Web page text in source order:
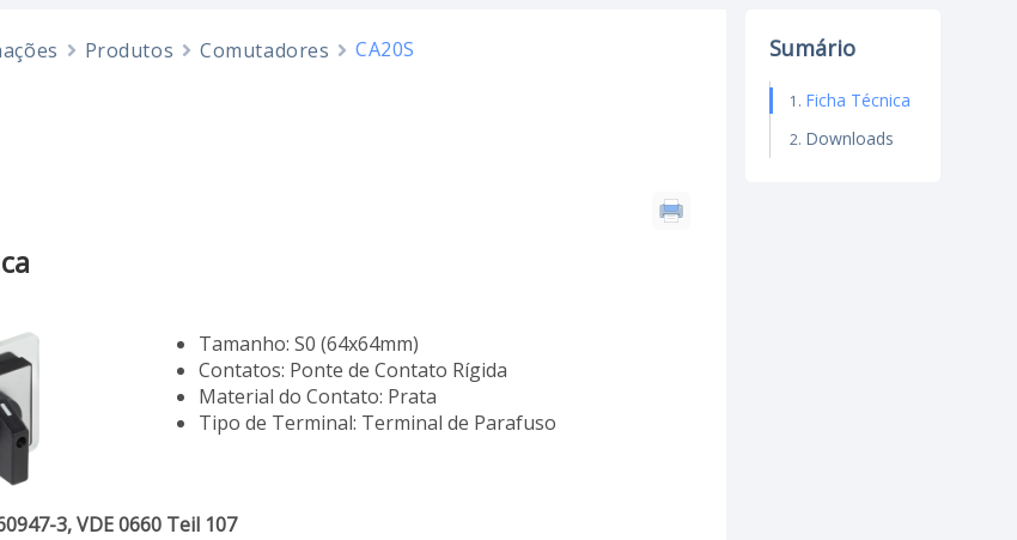
Produtos Comutadores CA20S
Tamanho: S0 (64x64mm)
Contatos: Ponte de Contato Rígida
Material do Contato: Prata
Tipo de Terminal: Terminal de Parafuso
3, VDE 0660 Teil 107
Sumário
Ficha Técnica
Downloads